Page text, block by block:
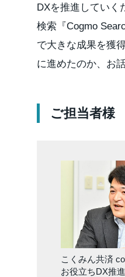
DXを推進していく
検索『Cogmo
で大きな成果を獲
に進めたのか、お
ご担当者様
こくみん共済
お役立ちDX推